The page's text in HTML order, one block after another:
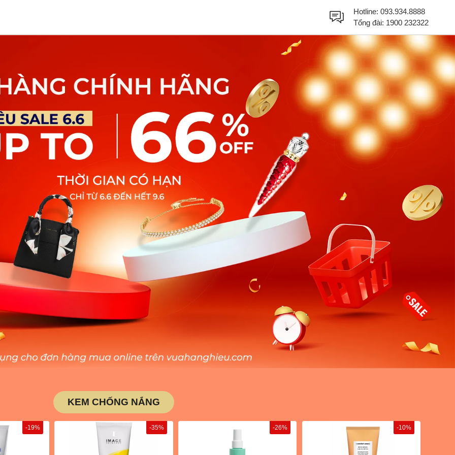
Hotline: 093.934.8888
Tổng đài: 1900 232322
KEM CHỐNG NẮNG
-19% -35% -26% -10%